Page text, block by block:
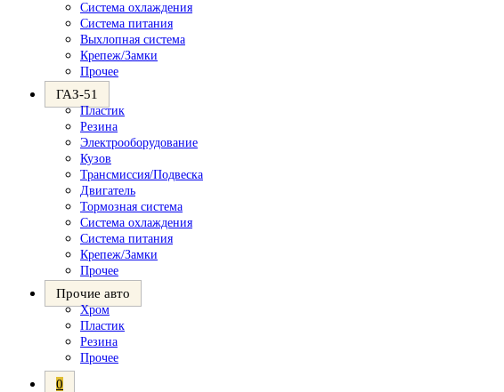
Система охлаждения
Система питания
Выхлопная система
Крепеж/Замки
Прочее
ГАЗ-51
Пластик
Резина
Электрооборудование
Кузов
Трансмиссия/Подвеска
Двигатель
Тормозная система
Система охлаждения
Система питания
Крепеж/Замки
Прочее
Прочие авто
Хром
Пластик
Резина
Прочее
0